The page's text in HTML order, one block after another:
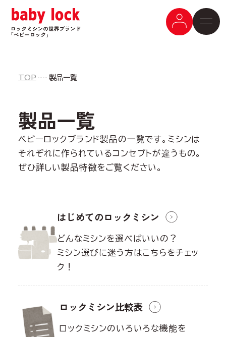
TOP 製品一覧
製品一覧
ベビーロックブランド製品の一覧です。ミシンは
それぞれに作られているコンセプトが違うもの。
ぜひ詳しい製品特徴をご覧ください。
はじめてのロックミシン
どんなミシンを選べばいいの？
ミシン選びに迷う方はこちらをチェッ
ク！
ロックミシン比較表
ロックミシンのいろいろな機能を